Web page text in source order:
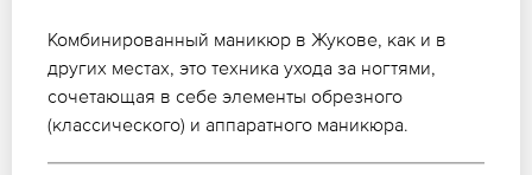
Комбинированный маникюр в Жукове, как и в
других местах, это техника ухода за ногтями,
сочетающая в себе элементы обрезного
(классического) и аппаратного маникюра.